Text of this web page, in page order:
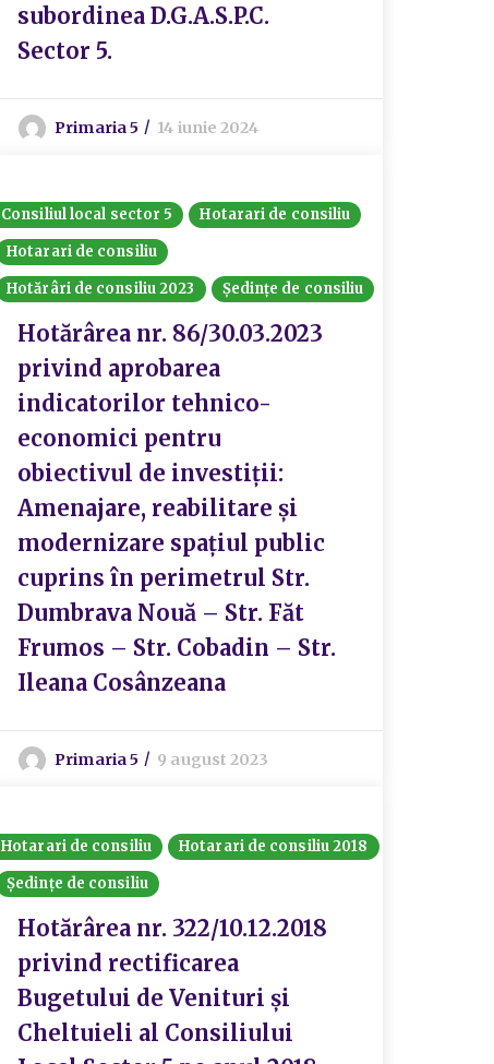
subordinea D.G.A.S.P.C.
Sector 5.
Primaria 5 14 iunie 2024
Consiliul local sector 5
Hotarari de consiliu
Hotarari de consiliu
Hotărâri de consiliu 2023
Ședințe de consiliu
Hotărârea nr. 86/30.03.2023
privind aprobarea
indicatorilor tehnico-
economici pentru
obiectivul de investiții:
Amenajare, reabilitare și
modernizare spațiul public
cuprins în perimetrul Str.
Dumbrava Nouă – Str. Făt
Frumos – Str. Cobadin – Str.
Ileana Cosânzeana
Primaria 5 9 august 2023
Hotarari de consiliu
Hotarari de consiliu 2018
Ședințe de consiliu
Hotărârea nr. 322/10.12.2018
privind rectificarea
Bugetului de Venituri și
Cheltuieli al Consiliului